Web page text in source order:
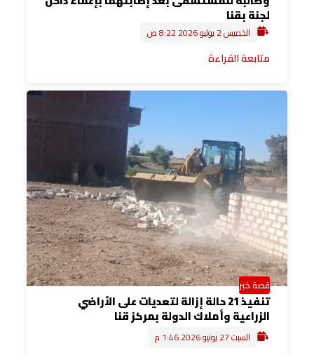
لجنة بقنا
الخميس 2 يوليو 2026 8:22 ص
متابعة القراءة
قصة خبر
تنفيذ 21 حالة إزالة لتعديات على الأراضي
الزراعية وأملاك الدولة بمركز قنا
السبت 27 يونيو 2026 1:46 م